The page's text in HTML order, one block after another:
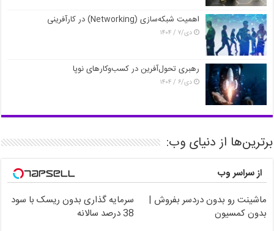
اهمیت شبکه‌سازی (Networking) در کارآفرینی
دی/۷ / ۱۴۰۴
رهبری تحول‌آفرین در کسب‌وکارهای نوپا
دی/۶ / ۱۴۰۴
برترین‌ها از دنیای وب:
از سراسر وب
ماشینت رو بدون دردسر بفروش |
بدون کمسیون
سرمایه گذاری بدون ریسک با سود
38 درصد سالانه